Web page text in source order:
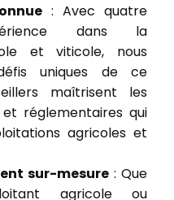
: Avec quatre
dans la
et viticole, nous
uniques de ce
maîtrisent les
réglementaires qui
agricoles et
sur-mesure : Que
agricole ou